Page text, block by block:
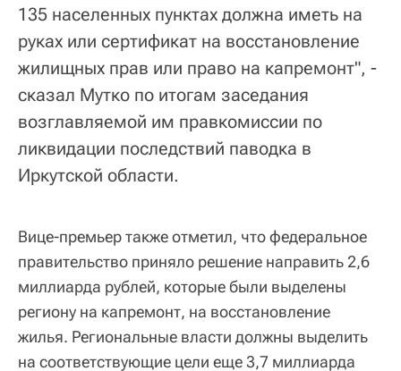
135 населенных пунктах должна иметь на
руках или сертификат на восстановление
жилищных прав или право на капремонт", -
сказал Мутко по итогам заседания
возглавляемой им правкомиссии по
ликвидации последствий паводка в
Иркутской области.
Вице-премьер также отметил, что федеральное
правительство приняло решение направить 2,6
миллиарда рублей, которые были выделены
региону на капремонт, на восстановление
жилья. Региональные власти должны выделить
на соответствующие цели еще 3,7 миллиарда